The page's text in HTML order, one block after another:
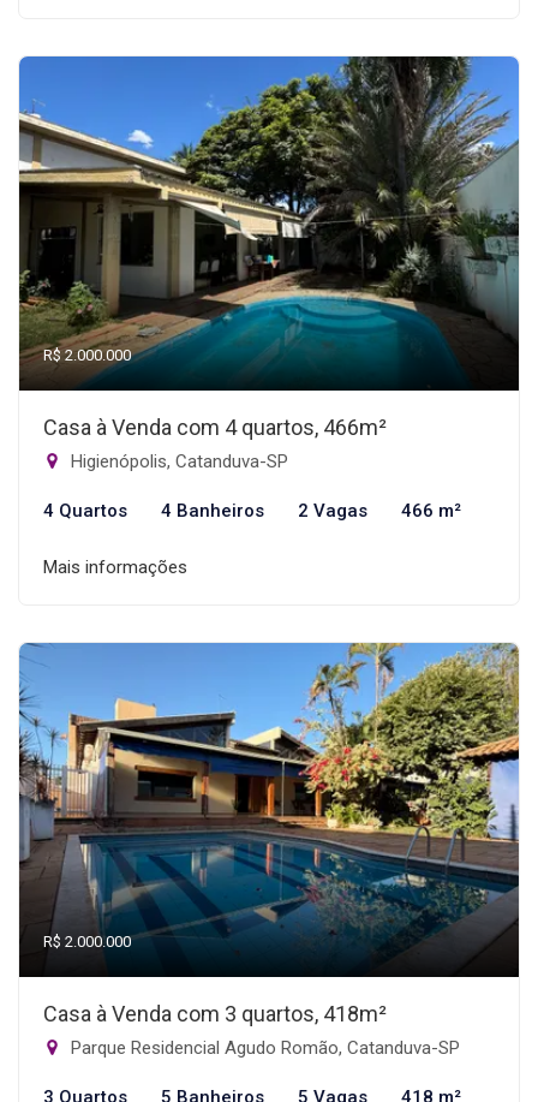
R$ 2.000.000
Casa à Venda com 4 quartos, 466m²
Higienópolis, Catanduva-SP
4 Quartos 4 Banheiros 2 Vagas 466 m²
Mais informações
R$ 2.000.000
Casa à Venda com 3 quartos, 418m²
Parque Residencial Agudo Romão, Catanduva-SP
3 Quartos 5 Banheiros 5 Vagas 418 m²